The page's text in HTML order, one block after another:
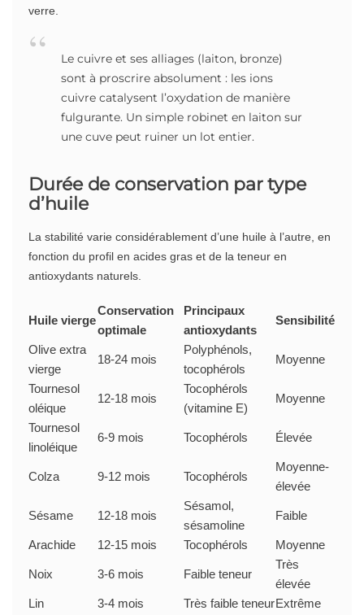
verre.
Le cuivre et ses alliages (laiton, bronze)
sont à proscrire absolument : les ions
cuivre catalysent l’oxydation de manière
fulgurante. Un simple robinet en laiton sur
une cuve peut ruiner un lot entier.
Durée de conservation par type
d’huile
La stabilité varie considérablement d’une huile à l’autre, en
fonction du profil en acides gras et de la teneur en
antioxydants naturels.
Huile vierge
Conservation
optimale
Principaux
antioxydants
Sensibilité
Olive extra
vierge
18-24 mois
Polyphénols,
tocophérols
Moyenne
Tournesol
oléique
12-18 mois
Tocophérols
(vitamine E)
Moyenne
Tournesol
linoléique
6-9 mois Tocophérols Élevée
Colza 9-12 mois Tocophérols
Moyenne-
élevée
Sésame 12-18 mois
Sésamol,
sésamoline
Faible
Arachide 12-15 mois Tocophérols Moyenne
Noix 3-6 mois Faible teneur
Très
élevée
Lin
3-4 mois Très faible teneurExtrême